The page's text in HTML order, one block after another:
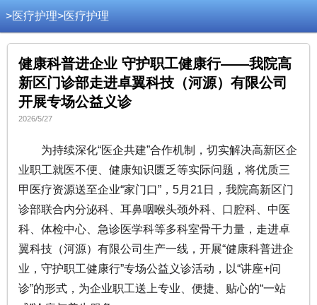
>医疗护理>医疗护理
健康科普进企业 守护职工健康行——我院高
新区门诊部走进卓翼科技（河源）有限公司
开展专场公益义诊
2026/5/27
为持续深化“医企共建”合作机制，切实解决高新区企
业职工就医不便、健康知识匮乏等实际问题，将优质三
甲医疗资源送至企业“家门口”，5月21日，我院高新区门
诊部联合内分泌科、耳鼻咽喉头颈外科、口腔科、中医
科、体检中心、急诊医学科等多科室骨干力量，走进卓
翼科技（河源）有限公司生产一线，开展“健康科普进企
业，守护职工健康行”专场公益义诊活动，以“讲座+问
诊”的形式，为企业职工送上专业、便捷、贴心的“一站